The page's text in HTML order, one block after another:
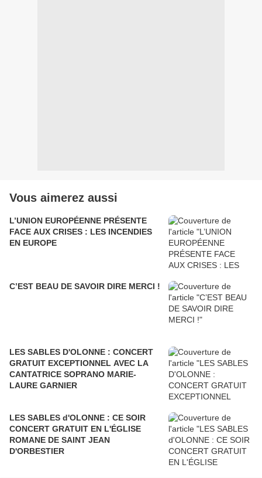
Vous aimerez aussi
L’UNION EUROPÉENNE PRÉSENTE
FACE AUX CRISES : LES INCENDIES
EN EUROPE
C’EST BEAU DE SAVOIR DIRE MERCI !
LES SABLES D'OLONNE : CONCERT
GRATUIT EXCEPTIONNEL AVEC LA
CANTATRICE SOPRANO MARIE-
LAURE GARNIER
LES SABLES d'OLONNE : CE SOIR
CONCERT GRATUIT EN L'ÉGLISE
ROMANE DE SAINT JEAN
D'ORBESTIER